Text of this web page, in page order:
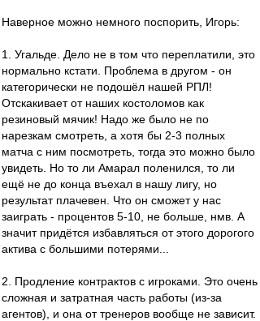
Наверное можно немного поспорить, Игорь:
1. Угальде. Дело не в том что переплатили, это
нормально кстати. Проблема в другом - он
категорически не подошёл нашей РПЛ!
Отскакивает от наших костоломов как
резиновый мячик! Надо же было не по
нарезкам смотреть, а хотя бы 2-3 полных
матча с ним посмотреть, тогда это можно было
увидеть. Но то ли Амарал поленился, то ли
ещё не до конца въехал в нашу лигу, но
результат плачевен. Что он сможет у нас
заиграть - процентов 5-10, не больше, нмв. А
значит придётся избавляться от этого дорогого
актива с большими потерями...
2. Продление контрактов с игроками. Это очень
сложная и затратная часть работы (из-за
агентов), и она от тренеров вообще не зависит.